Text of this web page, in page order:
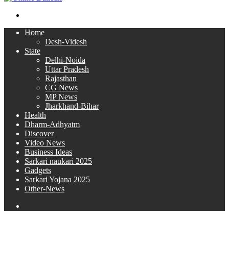
Home
Desh-Videsh
State
Delhi-Noida
Uttar Pradesh
Rajasthan
CG News
MP News
Jharkhand-Bihar
Health
Dharm-Adhyatm
Discover
Video News
Business Ideas
Sarkari naukari 2025
Gadgets
Sarkari Yojana 2025
Other-News